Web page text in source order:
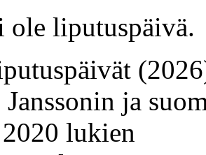
ole liputuspäivä.
ja
lukien